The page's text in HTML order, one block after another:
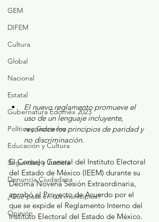
GEM
DIFEM
Cultura
Global
Nacional
Estatal
Gubernatura Edoméx 2023
Política y Gobierno
Educación y Cultura
Seguridad y Justicia
Denuncia Ciudadana
¿Qué pasa en tus municipios?
Opinión
El nuevo reglamento promueve el
uso de un lenguaje incluyente,
reconoce los principios de paridad y
no discriminación.
El Consejo General del Instituto Electoral
del Estado de México (IEEM) durante su
Décima Novena Sesión Extraordinaria,
aprobó el Proyecto de Acuerdo por el
que se expide el Reglamento Interno del
Instituto Electoral del Estado de México.